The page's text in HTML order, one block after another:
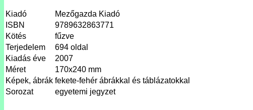
Kiadó
Mezőgazda Kiadó
ISBN
9789632863771
Kötés
fűzve
Terjedelem
694 oldal
Kiadás éve
2007
Méret
170x240 mm
Képek, ábrák fekete-fehér ábrákkal és táblázatokkal
Sorozat
egyetemi jegyzet